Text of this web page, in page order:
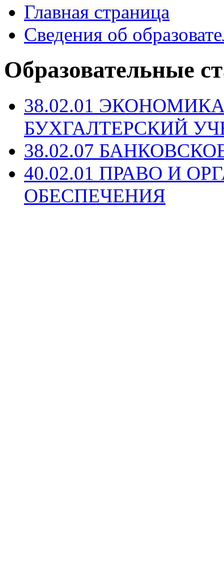
Главная страница
Сведения об
Образовательные
38.02.01
БУХГАЛТЕРСКИЙ
38.02.07
40.02.01 ПРАВО И
ОБЕСПЕЧЕНИЯ